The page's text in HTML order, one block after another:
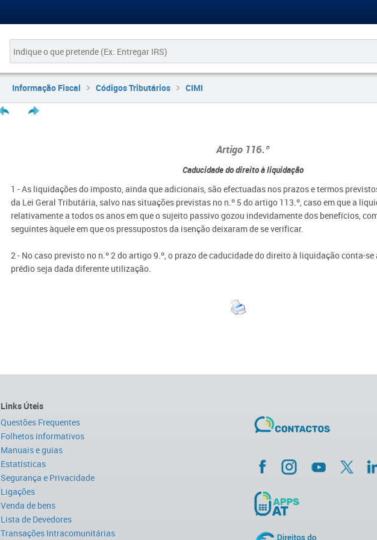
Informação Fiscal Códigos Tributários CIMI
Artigo 116.º
Caducidade do direito à liquidação
1 - As liquidações do imposto, ainda que adicionais, são efectuadas nos prazos e termos
da Lei Geral Tributária, salvo nas situações previstas no n.º 5 do artigo 113.º, caso em que a
relativamente a todos os anos em que o sujeito passivo gozou indevidamente dos benefícios,
seguintes àquele em que os pressupostos da isenção deixaram de se verificar.
2 - No caso previsto no n.º 2 do artigo 9.º, o prazo de caducidade do direito à liquidação conta-
prédio seja dada diferente utilização.
Links Úteis
Questões Frequentes
Folhetos informativos
Manuais e guias
Estatísticas
Segurança e Privacidade
Ligações
Venda de bens
Lista de Devedores
Transações Intracomunitárias